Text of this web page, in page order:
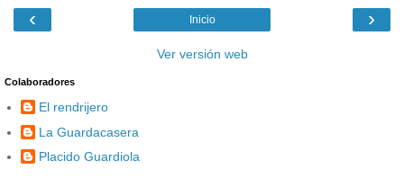
‹ ›
Inicio
Ver versión web
Colaboradores
El rendrijero
La Guardacasera
Placido Guardiola